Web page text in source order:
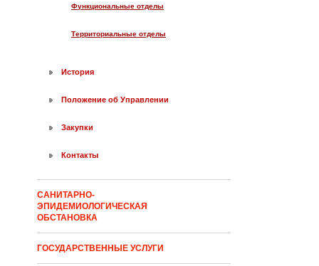
Функциональные отделы
Территориальные отделы
История
Положение об Управлении
Закупки
Контакты
САНИТАРНО-
ЭПИДЕМИОЛОГИЧЕСКАЯ
ОБСТАНОВКА
ГОСУДАРСТВЕННЫЕ УСЛУГИ